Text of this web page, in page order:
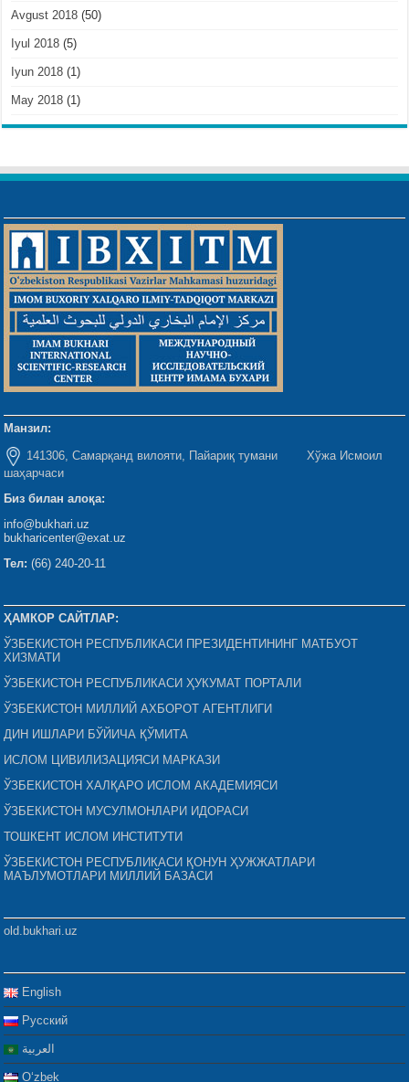
Avgust 2018 (50)
Iyul 2018 (5)
Iyun 2018 (1)
May 2018 (1)
Манзил:
141306, Самарқанд вилояти, Пайариқ тумани Хўжа Исмоил
шаҳарчаси
Биз билан алоқа:
info@bukhari.uz
bukharicenter@exat.uz
Тел: (66) 240-20-11
ҲАМКОР САЙТЛАР:
ЎЗБЕКИСТОН РЕСПУБЛИКАСИ ПРЕЗИДЕНТИНИНГ МАТБУОТ
ХИЗМАТИ
ЎЗБЕКИСТОН РЕСПУБЛИКАСИ ҲУКУМАТ ПОРТАЛИ
ЎЗБЕКИСТОН МИЛЛИЙ АХБОРОТ АГЕНТЛИГИ
ДИН ИШЛАРИ БЎЙИЧА ҚЎМИТА
ИСЛОМ ЦИВИЛИЗАЦИЯСИ МАРКАЗИ
ЎЗБЕКИСТОН ХАЛҚАРО ИСЛОМ АКАДЕМИЯСИ
ЎЗБЕКИСТОН МУСУЛМОНЛАРИ ИДОРАСИ
ТОШКЕНТ ИСЛОМ ИНСТИТУТИ
ЎЗБЕКИСТОН РЕСПУБЛИКАСИ ҚОНУН ҲУЖЖАТЛАРИ
МАЪЛУМОТЛАРИ МИЛЛИЙ БАЗАСИ
old.bukhari.uz
English
Русский
العربية
Oʻzbek